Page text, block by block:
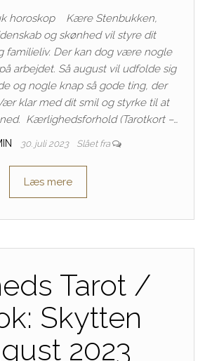
horoskop Kære Stenbukken,
og skønhed vil styre dit
familieliv. Der kan dog være nogle
arbejdet. Så august vil udfolde sig
og nogle knap så gode ting, der
klar med dit smil og styrke til at
Kærlighedsforhold (Tarotkort –…
30. juli 2023 Slået fra
Læs mere
Tarot /
Skytten
2023